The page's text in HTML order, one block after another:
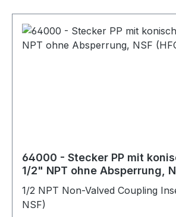
64000 - Stecker PP mit
1/2" NPT ohne Absperrung,
1/2 NPT Non-Valved Coupling
NSF)